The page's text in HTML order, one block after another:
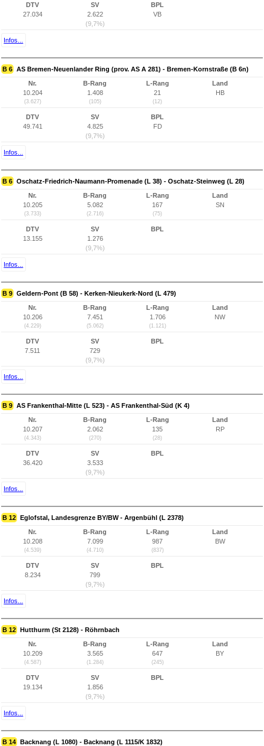
DTV
27.034
SV
2.622
(9,7%)
BPL
VB
Infos...
B 6 AS Bremen-Neuenlander Ring (prov. AS A 281) - Bremen-Kornstraße (B 6n)
Nr.
10.204
(3.627)
B-Rang
1.408
(105)
L-Rang
21
(12)
Land
HB
DTV
49.741
SV
4.825
(9,7%)
BPL
FD
Infos...
B 6 Oschatz-Friedrich-Naumann-Promenade (L 38) - Oschatz-Steinweg (L 28)
Nr.
10.205
(3.733)
B-Rang
5.082
(2.716)
L-Rang
167
(75)
Land
SN
DTV
13.155
SV
1.276
(9,7%)
BPL
Infos...
B 9 Geldern-Pont (B 58) - Kerken-Nieukerk-Nord (L 479)
Nr.
10.206
(4.229)
B-Rang
7.451
(5.062)
L-Rang
1.706
(1.121)
Land
NW
DTV
7.511
SV
729
(9,7%)
BPL
Infos...
B 9 AS Frankenthal-Mitte (L 523) - AS Frankenthal-Süd (K 4)
Nr.
10.207
(4.343)
B-Rang
2.062
(270)
L-Rang
135
(28)
Land
RP
DTV
36.420
SV
3.533
(9,7%)
BPL
Infos...
B 12 Eglofstal, Landesgrenze BY/BW - Argenbühl (L 2378)
Nr.
10.208
(4.539)
B-Rang
7.099
(4.710)
L-Rang
987
(837)
Land
BW
DTV
8.234
SV
799
(9,7%)
BPL
Infos...
B 12 Hutthurm (St 2128) - Röhrnbach
Nr.
10.209
(4.587)
B-Rang
3.565
(1.284)
L-Rang
647
(245)
Land
BY
DTV
19.134
SV
1.856
(9,7%)
BPL
Infos...
B 14 Backnang (L 1080) - Backnang (L 1115/K 1832)